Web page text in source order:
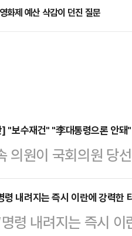
화제 예산 삭감이 던진 질문
"보수재건" "李대통령으론 안
의원이 국회의원 당
는 등 뚜렷한 존재감
통해 이재명 대통령
는 정치인으로 떠올
령 내려지는 즉시 이란에 강력한
령 내려지는 즉시